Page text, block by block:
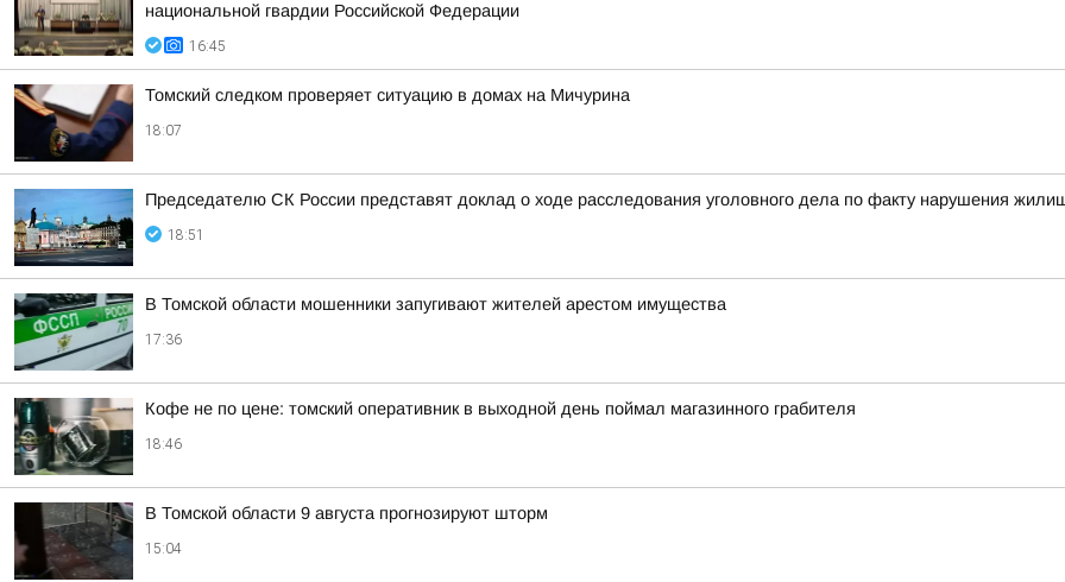
национальной гвардии Российской Федерации
16:45
Томский следком проверяет ситуацию в домах на Мичурина
18:07
Председателю СК России представят доклад о ходе расследования уголовного дела по факту нарушения
18:51
В Томской области мошенники запугивают жителей арестом имущества
17:36
Кофе не по цене: томский оперативник в выходной день поймал магазинного грабителя
18:46
В Томской области 9 августа прогнозируют шторм
15:04